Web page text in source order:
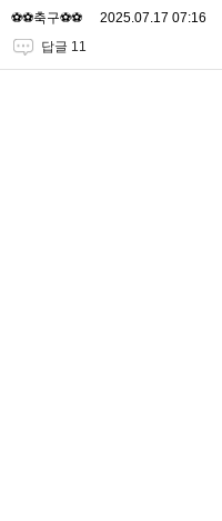
⚽️⚽️축구⚽️⚽️
2025.07.17 07:16
답글 11